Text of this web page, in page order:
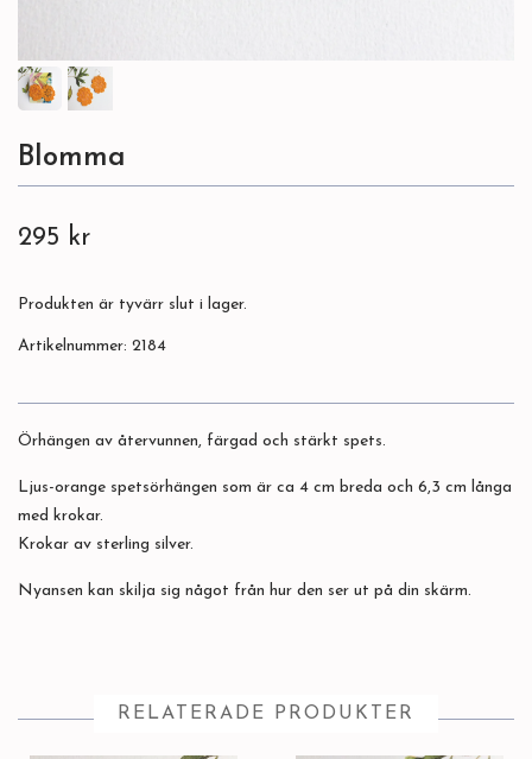
Blomma
295 kr
Produkten är tyvärr slut i lager.
Artikelnummer: 2184
Örhängen av återvunnen, färgad och stärkt spets.
Ljus-orange spetsörhängen som är ca 4 cm breda och 6,3 cm långa
med krokar.
Krokar av sterling silver.
Nyansen kan skilja sig något från hur den ser ut på din skärm.
RELATERADE PRODUKTER